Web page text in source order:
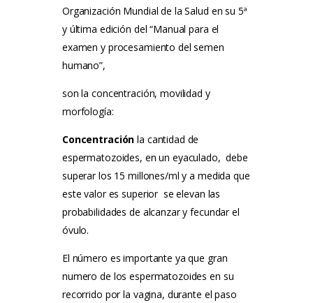
Organización Mundial de la Salud en su 5ª
y última edición del “Manual para el
examen y procesamiento del semen
humano”,
son la concentración, movilidad y
morfología:
Concentraciónla cantidad de
espermatozoides, en un eyaculado, debe
superar los 15 millones/ml y a medida que
este valor es superior se elevan las
probabilidades de alcanzar y fecundar el
óvulo.
El número es importante ya que gran
numero de los espermatozoides en su
recorrido por la vagina, durante el paso